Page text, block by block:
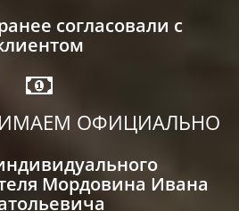
согласовали с
ОФИЦИАЛЬНО
Мордовина Ивана